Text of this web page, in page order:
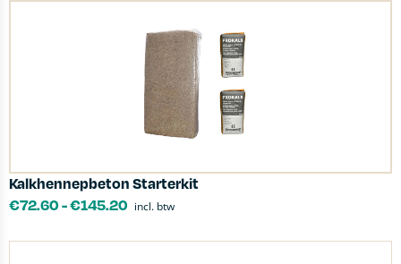
Kalkhennepbeton Starterkit
€72.60-€145.20 incl. btw